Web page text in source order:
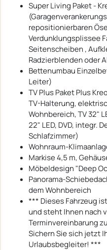
Super Living Paket -
repositionierbaren
Verdunklungsplissee
Seitenscheiben ,
Radzierblenden oder
Bettenumbau
Leiter)
TV Plus Paket Plus
TV-Halterung,
Wohnbereich, TV 32"
22" LED, DVD, integr.
Schlafzimmer)
Wohnraum-
Markise 4,5 m,
Möbeldesign "Deep
Panorama-
dem Wohnbereich
*** Dieses Fahrzeug
und steht Ihnen nach
Terminvereinbarung
Sichern Sie sich jetzt
Urlaubsbegleiter! ***